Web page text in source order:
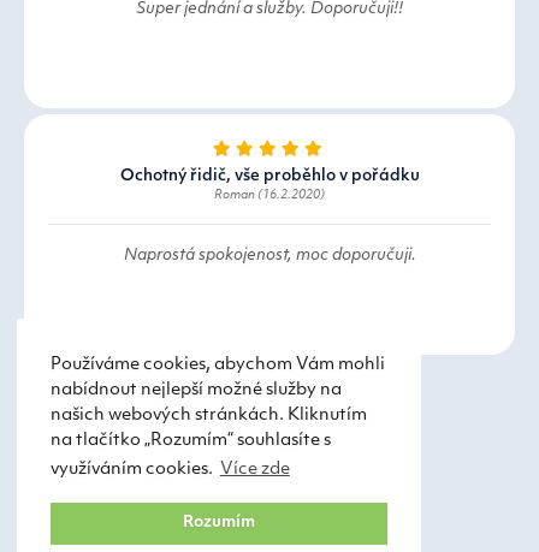
Používáme cookies, abychom Vám mohli
nabídnout nejlepší možné služby na
našich webových stránkách. Kliknutím
na tlačítko „Rozumím“ souhlasíte s
využíváním cookies. Více zde
Rozumím
Super jednání a služby. Doporučuji!!
Ochotný řidič, vše proběhlo v pořádku
Roman (16.2.2020)
Naprostá spokojenost, moc doporučuji.
Taxi Praha Obchodní podmínky